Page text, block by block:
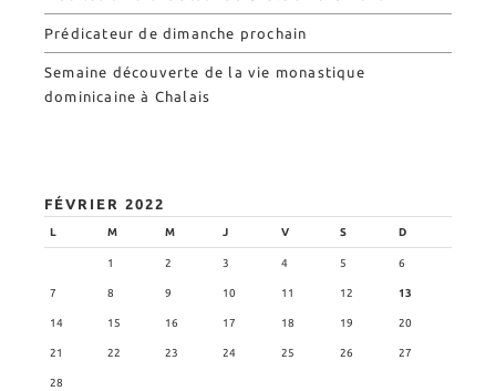
Prédicateur de dimanche prochain
Semaine découverte de la vie monastique
dominicaine à Chalais
FÉVRIER 2022
L M M J V S D
1 2 3 4 5 6
7 8 9 10 11 12 13
14 15 16 17 18 19 20
21 22 23 24 25 26 27
28